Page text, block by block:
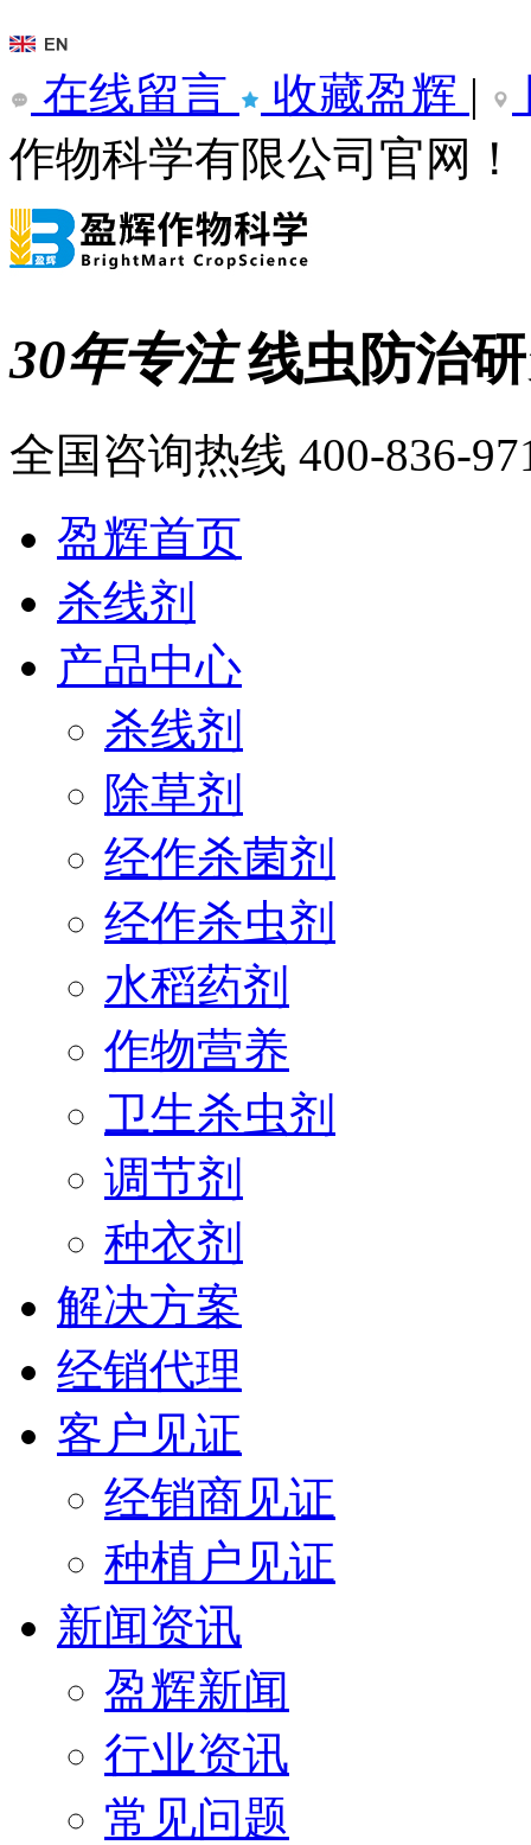
在线留言 收藏盈辉 |
作物科学有限公司官网！
30年专注线虫防治
全国咨询热线 400-836-
盈辉首页
杀线剂
产品中心
杀线剂
除草剂
经作杀菌剂
经作杀虫剂
水稻药剂
作物营养
卫生杀虫剂
调节剂
种衣剂
解决方案
经销代理
客户见证
经销商见证
种植户见证
新闻资讯
盈辉新闻
行业资讯
常见问题